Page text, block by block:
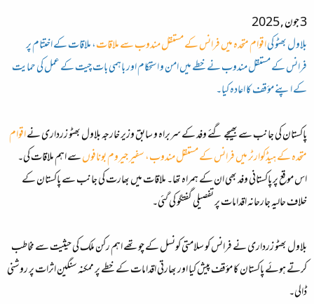
3 جون , 2025
بلاول بھٹو کیاقوام متحدہ میں فرانس کے مستقل مندوب سے ملاقات، ملاقات کے اختتام پر
فرانس کے مستقل مندوب نے خطے میں امن و استحکام اور باہمی بات چیت کے عمل کی حمایت
کے اپنے مؤقف کا اعادہ کیا۔
پاکستان کی جانب سے بھیجے گئے وفد کے سربراہ و سابق وزیر خارجہ بلاول بھٹو زرداری نےاقوام
متحدہ کے ہیڈکوارٹر میں فرانس کے مستقل مندوب، سفیر جیروم بونافوںسے اہم ملاقات کی۔
اس موقع پر پاکستانی وفد بھی ان کے ہمراہ تھا۔ ملاقات میں بھارت کی جانب سے پاکستان کے
خلاف حالیہ جارحانہ اقدامات پر تفصیلی گفتگو کی گئی۔
بلاول بھٹو زرداری نے فرانس کو سلامتی کونسل کے چوتھے اہم رکن ملک کی حیثیت سے مخاطب
کرتے ہوئے پاکستان کا مؤقف پیش کیا اور بھارتی اقدامات کے خطے پر ممکنہ سنگین اثرات پر روشنی
ڈالی۔